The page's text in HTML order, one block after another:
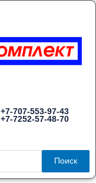
+7-707-553-97-43
+7-7252-57-48-70
Поиск